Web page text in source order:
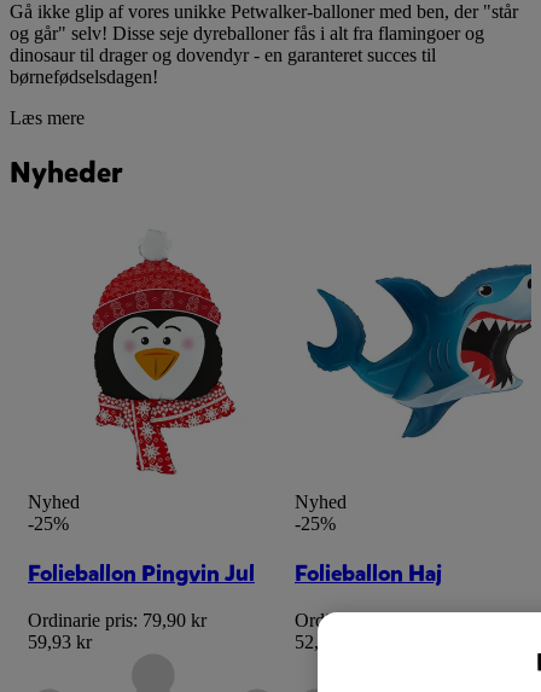
Gå ikke glip af vores unikke Petwalker-balloner med ben, der "står
og går" selv! Disse seje dyreballoner fås i alt fra flamingoer og
dinosaur til drager og dovendyr - en garanteret succes til
børnefødselsdagen!
Læs mere
Nyheder
Nyhed
-25%
Folieballon Pingvin Jul
Ordinarie pris: 79,90 kr
59,93 kr
Nyhed
-25%
Folieballon Haj
Ordinarie pris:
52,43 kr